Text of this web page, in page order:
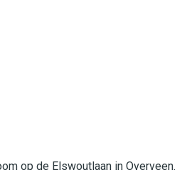
op de Elswoutlaan in Overveen.